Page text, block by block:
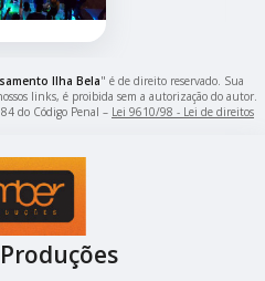
Ilha Bela" é de direito reservado. Sua
links, é proibida sem a autorização do autor.
do Código Penal – Lei 9610/98 - Lei de direitos